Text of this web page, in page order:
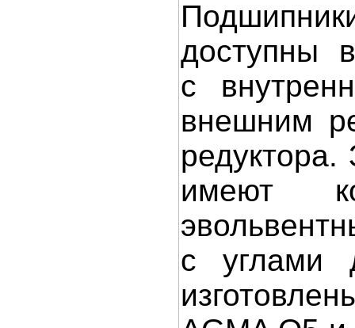
доступны
с
внешним
редуктора.
имеют
с углами